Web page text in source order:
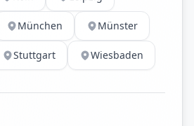
München Münster
Stuttgart Wiesbaden